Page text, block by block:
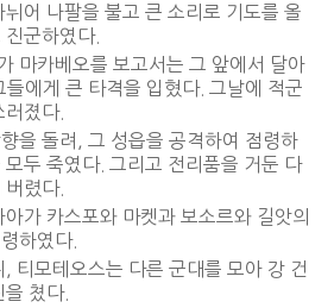
뉘어 나팔을 불고 큰 소리로 기도를 올
군하였다.
마카베오를 보고서는 그 앞에서 달아
들에게 큰 타격을 입혔다. 그날에 적군
졌다.
을 돌려, 그 성읍을 공격하여 점령하
모두 죽였다. 그리고 전리품을 거둔 다
렸다.
가 카스포와 마켓과 보소르와 길앗의
하였다.
, 티모테오스는 다른 군대를 모아 강 건
쳤다.